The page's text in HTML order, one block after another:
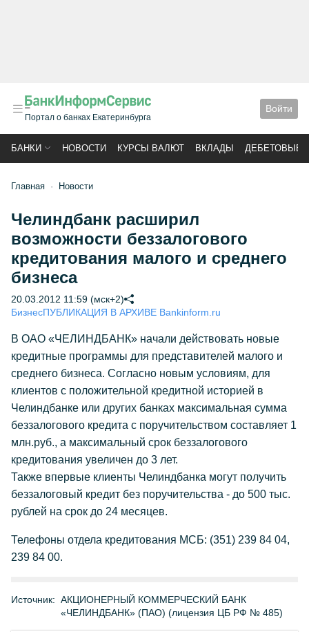
Портал о банках Екатеринбурга
Войти
БАНКИ НОВОСТИ КУРСЫ ВАЛЮТ ВКЛАДЫ ДЕБЕТОВЫЕ
Главная Новости
Челиндбанк расширил
возможности беззалогового
кредитования малого и среднего
бизнеса
20.03.2012 11:59 (мск+2)
БизнесПУБЛИКАЦИЯ В АРХИВЕ Bankinform.ru
В ОАО «ЧЕЛИНДБАНК» начали действовать новые
кредитные программы для представителей малого и
среднего бизнеса. Согласно новым условиям, для
клиентов с положительной кредитной историей в
Челиндбанке или других банках максимальная сумма
беззалогового кредита с поручительством составляет 1
млн.руб., а максимальный срок беззалогового
кредитования увеличен до 3 лет.
Также впервые клиенты Челиндбанка могут получить
беззалоговый кредит без поручительства - до 500 тыс.
рублей на срок до 24 месяцев.
Телефоны отдела кредитования МСБ: (351) 239 84 04,
239 84 00.
Источник: АКЦИОНЕРНЫЙ КОММЕРЧЕСКИЙ БАНК
«ЧЕЛИНДБАНК» (ПАО) (лицензия ЦБ РФ № 485)